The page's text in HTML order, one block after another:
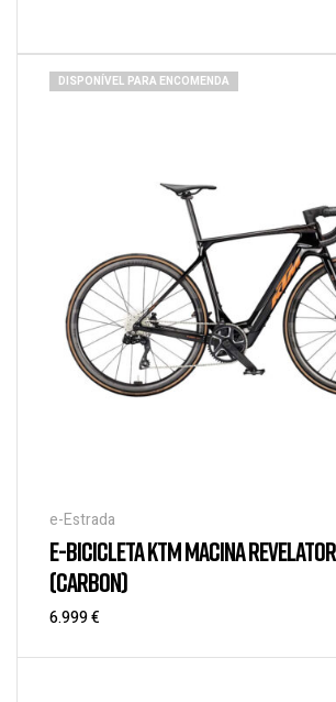
DISPONÍVEL PARA ENCOMENDA
e-Estrada
E-BICICLETA KTM MACINA
(CARBON)
6.999€